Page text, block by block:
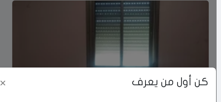
كن أول من يعرف ×